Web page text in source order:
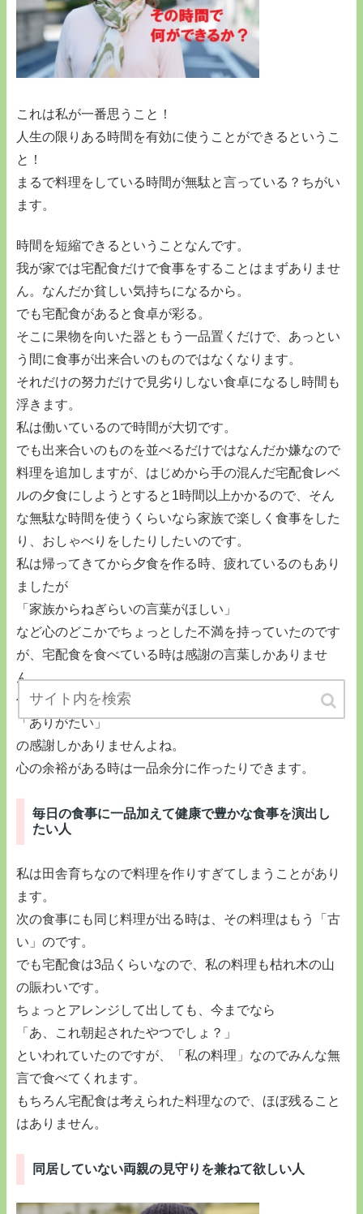
これは私が一番思うこと！
人生の限りある時間を有効に使うことができるというこ
と！
まるで料理をしている時間が無駄と言っている？ちがい
ます。
時間を短縮できるということなんです。
我が家では宅配食だけで食事をすることはまずありませ
ん。なんだか貧しい気持ちになるから。
でも宅配食があると食卓が彩る。
そこに果物を向いた器ともう一品置くだけで、あっとい
う間に食事が出来合いのものではなくなります。
それだけの努力だけで見劣りしない食卓になるし時間も
浮きます。
私は働いているので時間が大切です。
でも出来合いのものを並べるだけではなんだか嫌なので
料理を追加しますが、はじめから手の混んだ宅配食レベ
ルの夕食にしようとすると1時間以上かかるので、そん
な無駄な時間を使うくらいなら家族で楽しく食事をした
り、おしゃべりをしたりしたいのです。
私は帰ってきてから夕食を作る時、疲れているのもあり
ましたが
「家族からねぎらいの言葉がほしい」
など心のどこかでちょっとした不満を持っていたのです
が、宅配食を食べている時は感謝の言葉しかありませ
ん。
作ってもらう側の気持ちで食事をする時は
「ありがたい」
の感謝しかありませんよね。
心の余裕がある時は一品余分に作ったりできます。
毎日の食事に一品加えて健康で豊かな食事を演出し
たい人
私は田舎育ちなので料理を作りすぎてしまうことがあり
ます。
次の食事にも同じ料理が出る時は、その料理はもう「古
い」のです。
でも宅配食は3品くらいなので、私の料理も枯れ木の山
の賑わいです。
ちょっとアレンジして出しても、今までなら
「あ、これ朝起されたやつでしょ？」
といわれていたのですが、「私の料理」なのでみんな無
言で食べてくれます。
もちろん宅配食は考えられた料理なので、ほぼ残ること
はありません。
同居していない両親の見守りを兼ねて欲しい人